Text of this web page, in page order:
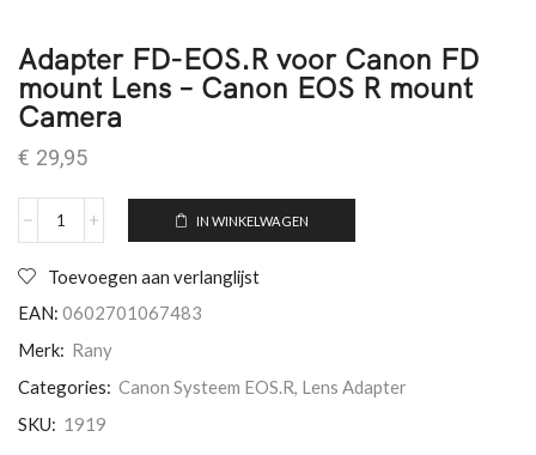
Adapter FD-EOS.R voor Canon FD
mount Lens – Canon EOS R mount
Camera
€ 29,95
IN WINKELWAGEN
Toevoegen aan verlanglijst
EAN: 0602701067483
Merk: Rany
Categories: Canon Systeem EOS.R, Lens Adapter
SKU: 1919